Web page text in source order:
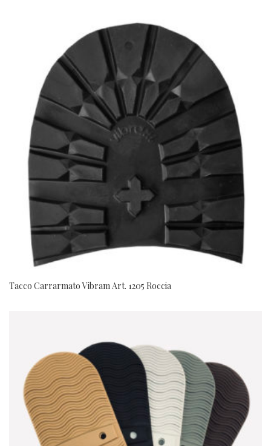
Tacco Carrarmato Vibram Art. 1205 Roccia